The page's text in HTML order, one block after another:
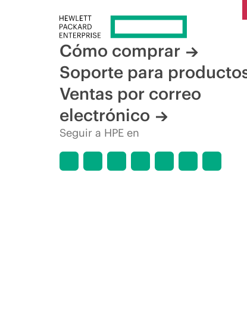
Cómo comprar
Soporte para
Ventas por correo
electrónico
Seguir a HPE en